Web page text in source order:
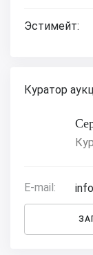
Эстимейт:
Куратор
E-mail: